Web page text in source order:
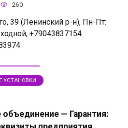
260
39 (Ленинский р-н), Пн-Пт:
+79043837154
УСТАНОВКИ
— Гарантия: